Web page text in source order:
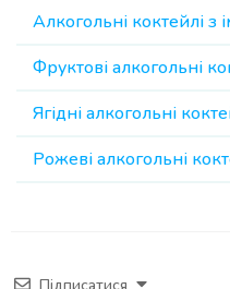
Алкогольні коктейлі
Фруктові алкогольні
Ягідні алкогольні
Рожеві алкогольні